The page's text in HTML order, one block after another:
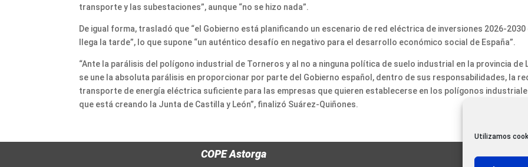
Utilizamos
transporte y las subestaciones”, aunque “no se hizo nada”.
De igual forma, trasladó que “el Gobierno está planificando un escenario de red eléctrica de inversiones 2026-2030
llega la tarde”, lo que supone “un auténtico desafío en negativo para el desarrollo económico social de España”.
“Ante la parálisis del polígono industrial de Torneros y al no a ninguna política de suelo industrial en la provincia de
se une la absoluta parálisis en proporcionar por parte del Gobierno español, dentro de sus responsabilidades, la
transporte de energía eléctrica suficiente para las empresas que quieren establecerse en los polígonos
que está creando la Junta de Castilla y León”, finalizó Suárez-Quiñones.
COPE Astorga